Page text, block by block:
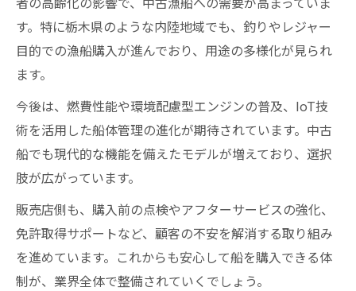
す。特に栃木県のような内陸地域でも、釣りやレジャー
目的での漁船購入が進んでおり、用途の多様化が見られ
ます。
今後は、燃費性能や環境配慮型エンジンの普及、IoT技
術を活用した船体管理の進化が期待されています。中古
船でも現代的な機能を備えたモデルが増えており、選択
肢が広がっています。
販売店側も、購入前の点検やアフターサービスの強化、
免許取得サポートなど、顧客の不安を解消する取り組み
を進めています。これからも安心して船を購入できる体
制が、業界全体で整備されていくでしょう。